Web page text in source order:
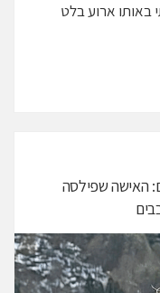
באותו ארוע בלט
האישה שפילסה